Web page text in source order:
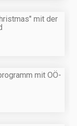
mit der
mit OÖ-